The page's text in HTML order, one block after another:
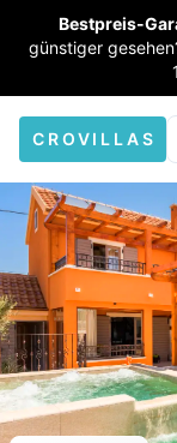
Bestpreis-
günstiger
CROVILLAS